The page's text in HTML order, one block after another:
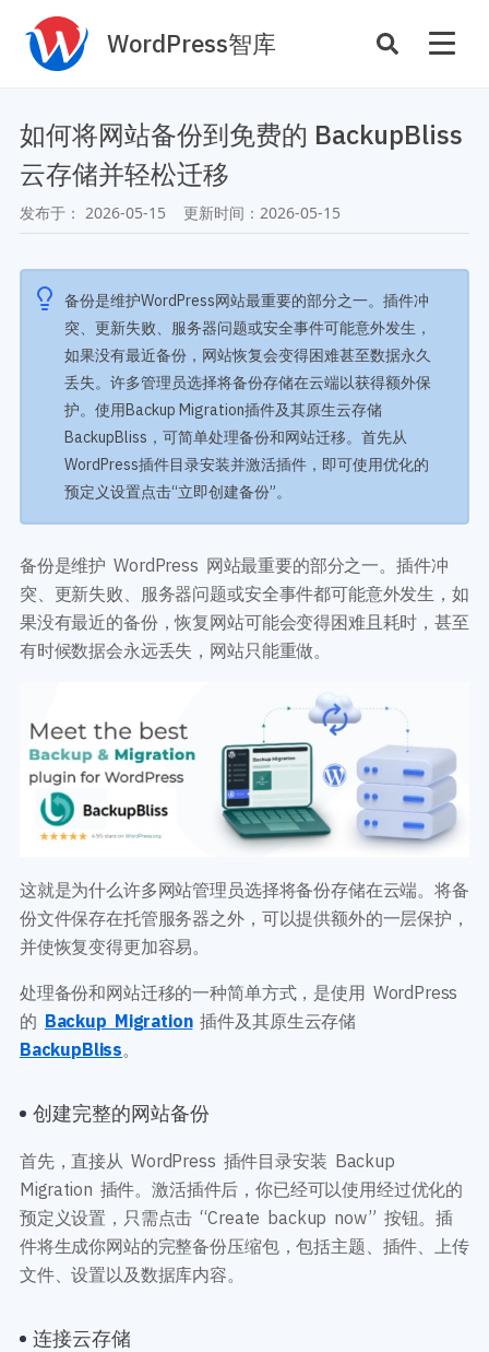
WordPress智库
主机托管 性能优化
SEO与全站运营
案例
主题案例
插件案例
商店
插件商店
资源
主题推荐
插件推荐
开发手册
主题开发手册
插件开发手册
开发教程
主题开发分享
后台开发定制
前端开发技巧
开发文档手册
网站管理运营
技术专题
性能优化
WordPress数据库
WooCommerce开发
多语言主题开发
服务咨询 登录
如何将网站备份到免费的 BackupBliss
云存储并轻松迁移
发布于： 2026-05-15 更新时间： 2026-05-15
备份是维护WordPress网站最重要的部分之一。插件冲
突、更新失败、服务器问题或安全事件可能意外发生，
如果没有最近备份，网站恢复会变得困难甚至数据永久
丢失。许多管理员选择将备份存储在云端以获得额外保
护。使用Backup Migration插件及其原生云存储
BackupBliss，可简单处理备份和网站迁移。首先从
WordPress插件目录安装并激活插件，即可使用优化的
预定义设置点击“立即创建备份”。
备份是维护 WordPress 网站最重要的部分之一。插件冲
突、更新失败、服务器问题或安全事件都可能意外发生，如
果没有最近的备份，恢复网站可能会变得困难且耗时，甚至
有时候数据会永远丢失，网站只能重做。
这就是为什么许多网站管理员选择将备份存储在云端。将备
份文件保存在托管服务器之外，可以提供额外的一层保护，
并使恢复变得更加容易。
处理备份和网站迁移的一种简单方式，是使用 WordPress
的 Backup Migration插件及其原生云存储
BackupBliss。
创建完整的网站备份
首先，直接从 WordPress 插件目录安装 Backup
Migration 插件。激活插件后，你已经可以使用经过优化的
预定义设置，只需点击 “Create backup now” 按钮。插
件将生成你网站的完整备份压缩包，包括主题、插件、上传
文件、设置以及数据库内容。
连接云存储